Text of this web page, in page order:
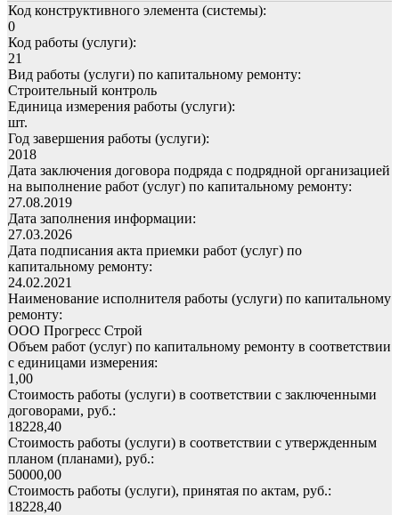
Код конструктивного элемента (системы):
0
Код работы (услуги):
21
Вид работы (услуги) по капитальному ремонту:
Строительный контроль
Единица измерения работы (услуги):
шт.
Год завершения работы (услуги):
2018
Дата заключения договора подряда с подрядной организацией
на выполнение работ (услуг) по капитальному ремонту:
27.08.2019
Дата заполнения информации:
27.03.2026
Дата подписания акта приемки работ (услуг) по
капитальному ремонту:
24.02.2021
Наименование исполнителя работы (услуги) по капитальному
ремонту:
ООО Прогресс Строй
Объем работ (услуг) по капитальному ремонту в соответствии
с единицами измерения:
1,00
Стоимость работы (услуги) в соответствии с заключенными
договорами, руб.:
18228,40
Стоимость работы (услуги) в соответствии с утвержденным
планом (планами), руб.:
50000,00
Стоимость работы (услуги), принятая по актам, руб.:
18228,40